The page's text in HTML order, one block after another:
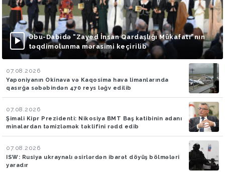
Əbu-Dabidə “Zayed İnsan Qardaşlığı Mükafatı”nın
təqdimolunma mərasimi keçirilib
07.08.2026
Yaponiyanın Okinava və Kaqosima hava limanlarında
qasırğa səbəbindən 470 reys ləğv edilib
07.08.2026
Şimali Kipr Prezidenti: Nikosiya BMT Baş katibinin adanı
minalardan təmizləmək təklifini rədd edib
07.08.2026
ISW: Rusiya ukraynalı əsirlərdən ibarət döyüş bölmələri
yaradır